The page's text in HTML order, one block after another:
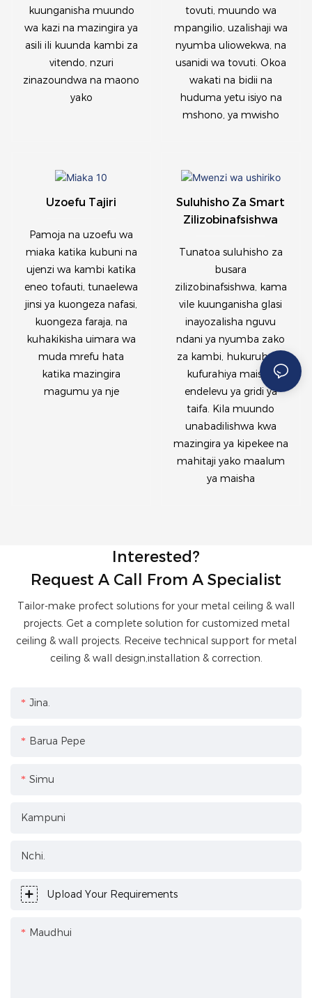
kuunganisha muundo
wa kazi na mazingira ya
asili ili kuunda kambi za
vitendo, nzuri
zinazoundwa na maono
yako
tovuti, muundo wa
mpangilio, uzalishaji wa
nyumba uliowekwa, na
usanidi wa tovuti. Okoa
wakati na bidii na
huduma yetu isiyo na
mshono, ya mwisho
Uzoefu Tajiri
Pamoja na uzoefu wa
miaka katika kubuni na
ujenzi wa kambi katika
eneo tofauti, tunaelewa
jinsi ya kuongeza nafasi,
kuongeza faraja, na
kuhakikisha uimara wa
muda mrefu hata
katika mazingira
magumu ya nje
Suluhisho Za Smart
Zilizobinafsishwa
Tunatoa suluhisho za
busara
zilizobinafsishwa, kama
vile kuunganisha glasi
inayozalisha nguvu
ndani ya nyumba zako
za kambi, hukuruhusu
kufurahiya maisha
endelevu ya gridi ya
taifa. Kila muundo
unabadilishwa kwa
mazingira ya kipekee na
mahitaji yako maalum
ya maisha
Interested?
Request A Call From A Specialist
Tailor-make profect solutions for your metal ceiling & wall
projects. Get a complete solution for customized metal
ceiling & wall projects. Receive technical support for metal
ceiling & wall design,installation & correction.
Jina.
Barua Pepe
Simu
Kampuni
Nchi.
Upload Your Requirements
Maudhui